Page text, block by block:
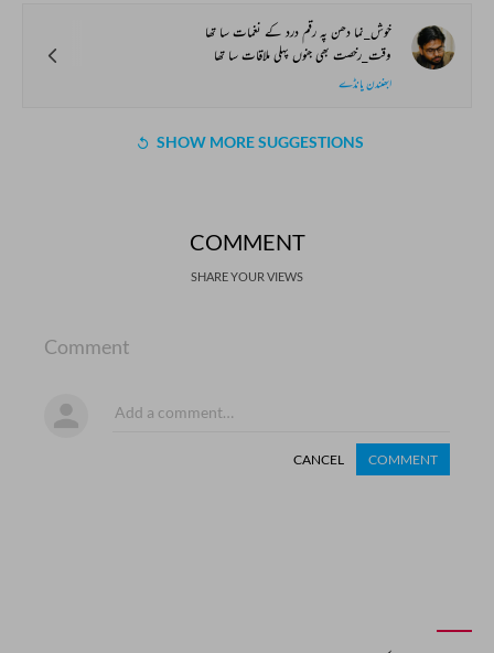
خوش_نما دھن پہ رقم درد کے نغمات سا تھا
وقت_رخصت بھی جنوں پہلی ملاقات سا تھا
ابھنندن پانڈے
SHOW MORE SUGGESTIONS
COMMENT
SHARE YOUR VIEWS
Comment
CANCEL COMMENT